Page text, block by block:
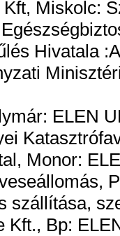
Miskolc:
Hivatala
ELEN
Monor:
szállítása,
Kft., Bp: